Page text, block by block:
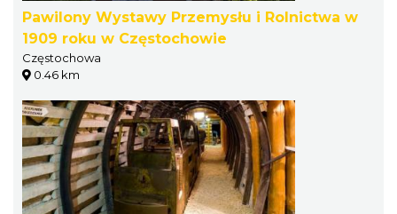
Pawilony Wystawy Przemysłu i Rolnictwa w
1909 roku w Częstochowie
Częstochowa
0.46 km